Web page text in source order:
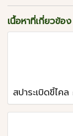
เนื้อหาที่เกี่ยวข้อง
สปาระเบิดขี้ไค